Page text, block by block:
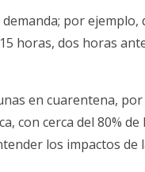
por ejemplo,
horas, dos horas
en cuarentena,
con cerca del 80% de
los impactos de